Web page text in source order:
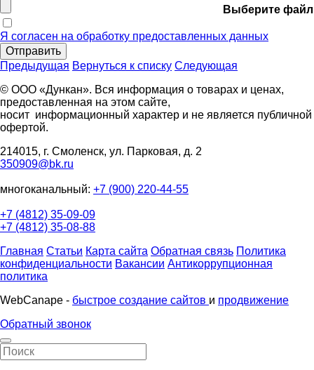
Выберите файл
Я согласен на обработку предоставленных данных
Отправить
Предыдущая Вернуться к списку Следующая
© ООО «Дункан». Вся информация о товарах и ценах,
предоставленная на этом сайте,
носит информационный характер и не является публичной
офертой.
214015, г. Смоленск, ул. Парковая, д. 2
350909@bk.ru
многоканальный: +7 (900) 220-44-55
+7 (4812) 35-09-09
+7 (4812) 35-08-88
Главная Статьи Карта сайта Обратная связь Политика
конфиденциальности Вакансии Антикоррупционная
политика
WebCanape - быстрое создание сайтов и продвижение
Обратный звонок